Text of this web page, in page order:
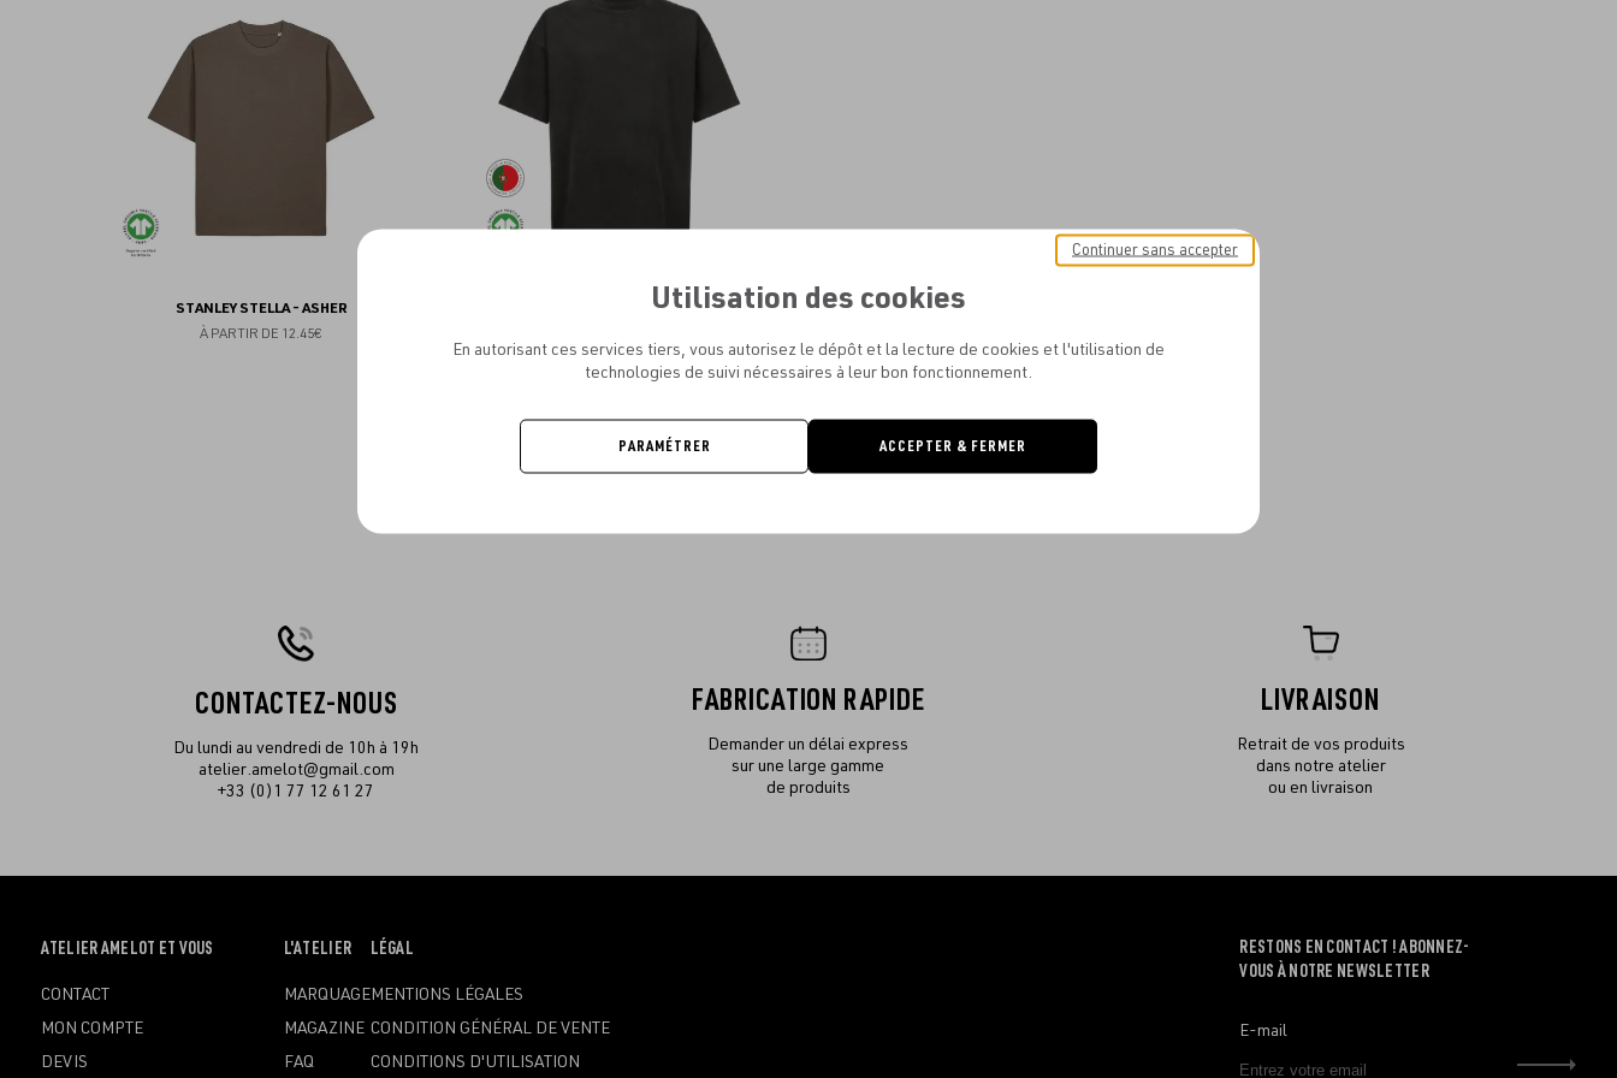
STANLEY STELLA - ASHER
À PARTIR DE 12.45€
favoris
GRAMMA - ULTRA OLD VINTAGE OVERSIZED
À PARTIR DE 14.85€
CONTACTEZ-NOUS
Du lundi au vendredi de 10h à 19h
atelier.amelot@gmail.com
+33 (0)1 77 12 61 27
FABRICATION RAPIDE
Demander un délai express
sur une large gamme
de produits
LIVRAISON
Retrait de vos produits
dans notre atelier
ou en livraison
OUVRIR
MENU
ATELIER AMELOT ET VOUS
CONTACT
MON COMPTE
DEVIS
OUVRIR
MENU
L'ATELIER
MARQUAGE
MAGAZINE
FAQ
OUVRIR
MENU
LÉGAL
MENTIONS LÉGALES
CONDITION GÉNÉRAL DE VENTE
CONDITIONS D'UTILISATION
RESTONS EN CONTACT ! ABONNEZ-
VOUS À NOTRE NEWSLETTER
E-mail
Utilisation des cookies
En autorisant ces services tiers, vous autorisez le dépôt et la lecture de cookies et l'utilisation de
technologies de suivi nécessaires à leur bon fonctionnement.
Continuer sans accepter
PARAMÉTRER ACCEPTER & FERMER